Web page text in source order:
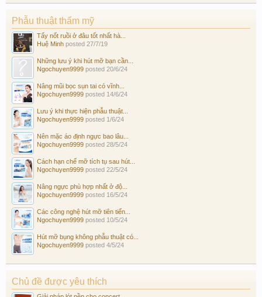
Phẫu thuật thẩm mỹ
Tẩy nốt ruồi ở đâu tốt nhất hà...
Huệ Minh posted 27/7/19
Những lưu ý khi hút mỡ bạn cần...
Ngochuyen9999 posted 20/6/24
Nâng mũi bọc sụn tai có vĩnh...
Ngochuyen9999 posted 14/6/24
Lưu ý khi thực hiện phẫu thuật...
Ngochuyen9999 posted 1/6/24
Nên mặc áo định ngực bao lâu...
Ngochuyen9999 posted 28/5/24
Cách hạn chế mỡ tích tụ sau hút...
Ngochuyen9999 posted 22/5/24
Nâng ngực phù hợp nhất ở độ...
Ngochuyen9999 posted 16/5/24
Các công nghệ hút mỡ tiên tiến...
Ngochuyen9999 posted 10/5/24
Hút mỡ bụng không phẫu thuật có...
Ngochuyen9999 posted 4/5/24
Chủ đề được yêu thích